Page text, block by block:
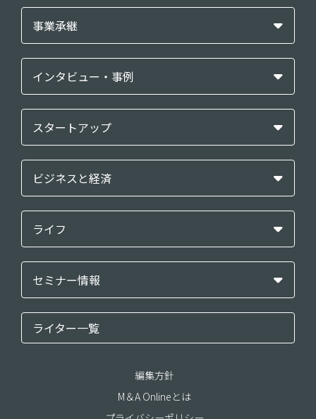
事業承継
インタビュー・事例
スタートアップ
ビジネスと経済
ライフ
セミナー情報
ライター一覧
編集方針
M＆A Onlineとは